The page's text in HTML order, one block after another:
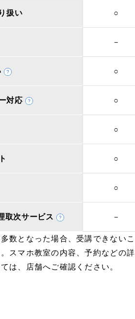
扱い ○
－
○
対応 ○
○
○
○
取次サービス －
数となった場合、受講できないこ
スマホ教室の内容、予約などの詳
は、店舗へご確認ください。